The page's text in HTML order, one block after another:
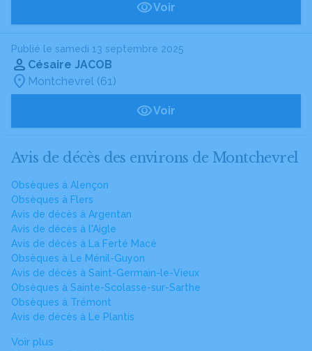
Voir
Publié le samedi 13 septembre 2025
Césaire JACOB
Montchevrel (61)
Voir
Avis de décès des environs de Montchevrel
Obsèques à Alençon
Obsèques à Flers
Avis de décès à Argentan
Avis de décès à l'Aigle
Avis de décès à La Ferté Macé
Obsèques à Le Ménil-Guyon
Avis de décès à Saint-Germain-le-Vieux
Obsèques à Sainte-Scolasse-sur-Sarthe
Obsèques à Trémont
Avis de décès à Le Plantis
Voir plus